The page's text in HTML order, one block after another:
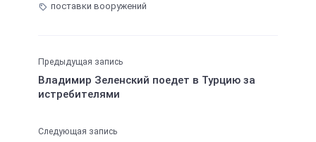
поставки вооружений
Предыдущая запись
Владимир Зеленский поедет в Турцию за
истребителями
Следующая запись